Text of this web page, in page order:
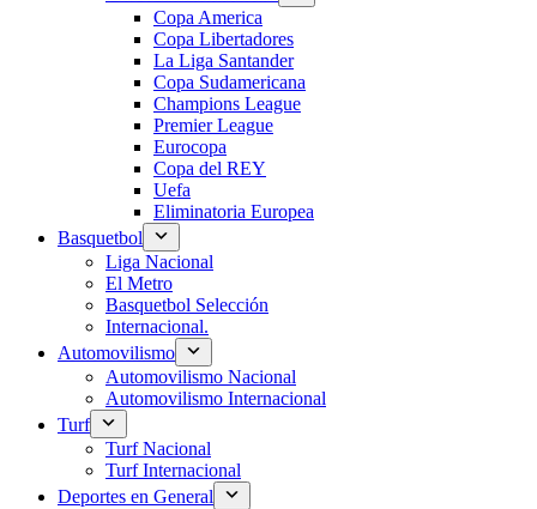
Copa America
Copa Libertadores
La Liga Santander
Copa Sudamericana
Champions League
Premier League
Eurocopa
Copa del REY
Uefa
Eliminatoria Europea
Basquetbol
Liga Nacional
El Metro
Basquetbol Selección
Internacional.
Automovilismo
Automovilismo Nacional
Automovilismo Internacional
Turf
Turf Nacional
Turf Internacional
Deportes en General